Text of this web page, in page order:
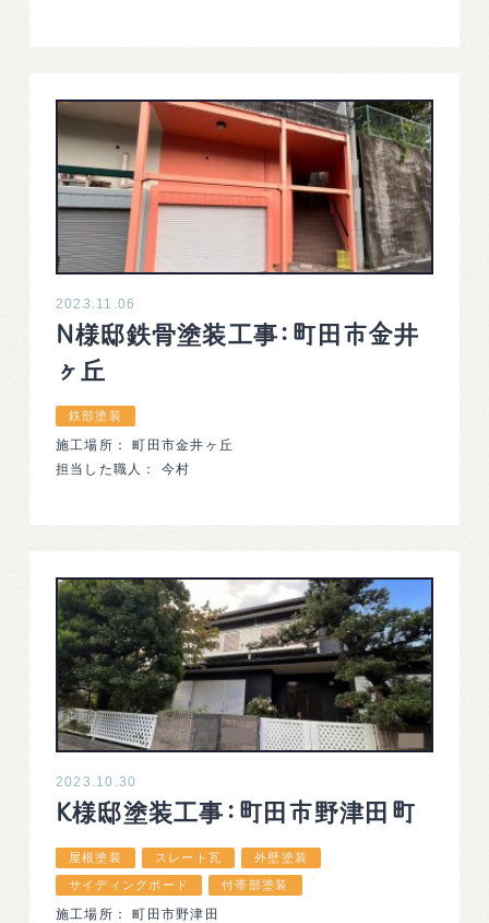
2023.11.06
N様邸鉄骨塗装工事：町田市金井
ヶ丘
鉄部塗装
施工場所： 町田市金井ヶ丘
担当した職人： 今村
2023.10.30
K様邸塗装工事：町田市野津田町
屋根塗装 スレート瓦 外壁塗装
サイディングボード 付帯部塗装
施工場所： 町田市野津田